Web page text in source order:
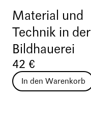
Material und
Technik in der
Bildhauerei
42 €
In den Warenkorb